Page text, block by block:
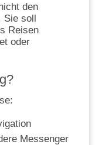
den
Sie soll
Reisen
oder
Messenger